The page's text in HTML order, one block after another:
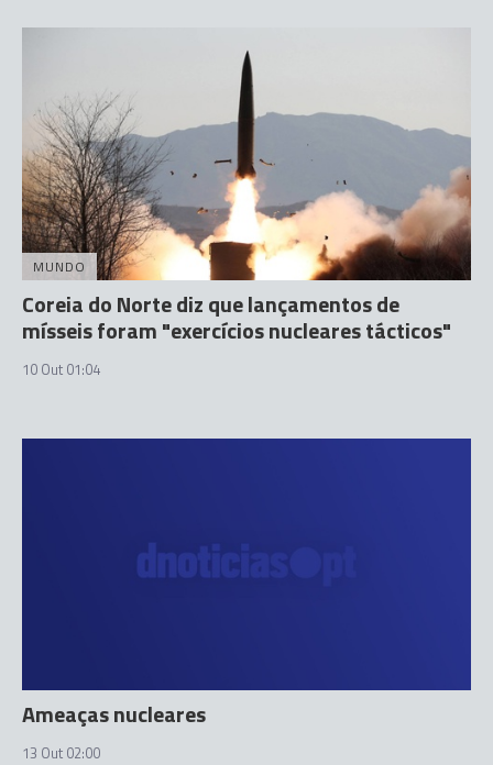
MUNDO
Coreia do Norte diz que lançamentos de
mísseis foram "exercícios nucleares tácticos"
10 Out 01:04
Ameaças nucleares
13 Out 02:00